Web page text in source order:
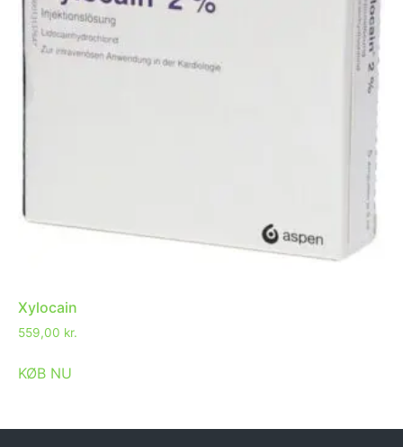
Xylocain
559,00 kr.
KØB NU